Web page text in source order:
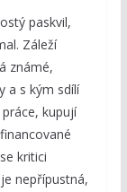
paskvil,
Záleží
známé,
a s kým sdílí
kupují
kritici
nepřípustná,